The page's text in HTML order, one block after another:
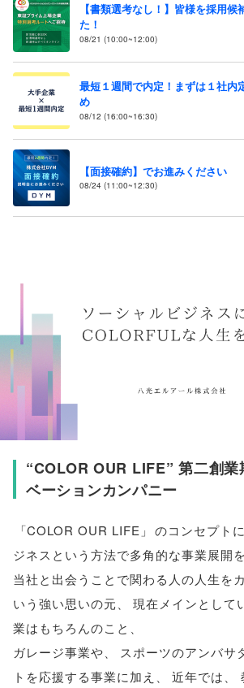
【書類選考なし！】皆様を採用
た！
08/21 (10:00~12:00)
最短１週間で内定！まずは１社内
め
08/12 (16:00~16:30)
【面接確約】でお進みください
08/24 (11:00~12:30)
“COLOR OUR LIFE” 第二創業
ベーションカンパニー
「COLOR OUR LIFE 」 のコンセプトに
ジネスという方法で多角的な事業展開
当社と出会うことで関わる人の人生を
いう強い思いの元、
現在メインとして
業はもちろんのこと 、
ガレージ事業や、 スポーツのアンバサ
トを応援する事業に加え 、 近年では、